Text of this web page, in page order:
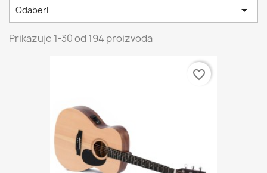
Odaberi 
Prikazuje 1-30 od 194 proizvoda
favorite_border